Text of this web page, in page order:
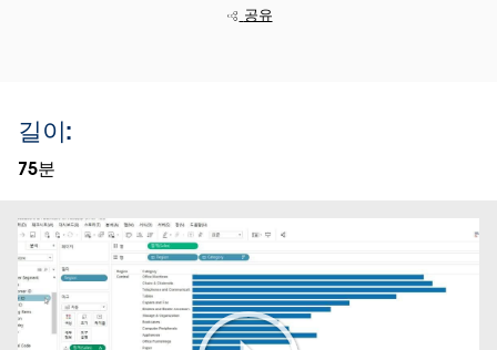
공유
길이:
75분